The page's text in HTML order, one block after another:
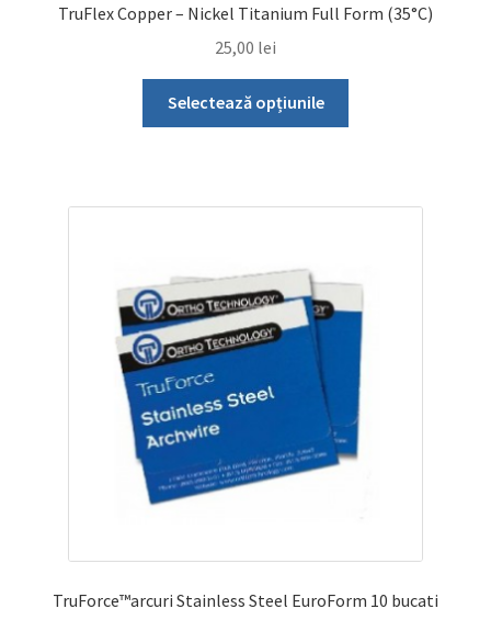
TruFlex Copper – Nickel Titanium Full Form (35°C)
25,00 lei
Selectează opțiunile
pot
fi
alese
în
pagina
produsului.
TruForce™arcuri Stainless Steel EuroForm 10 bucati